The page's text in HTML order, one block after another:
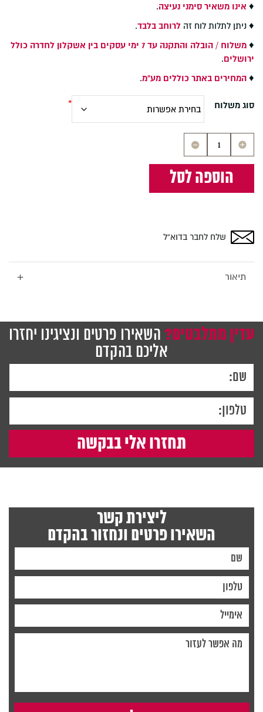
♦ אינו משאיר סימני נעיצה.
♦ ניתן לתלות לוח זה לרוחב בלבד.
♦
משלוח / הובלה והתקנה עד 7 ימי עסקים בין אשקלון לחדרה כולל
ירושלים.
♦ המחירים באתר כוללים מע"מ.
סוג משלוח
כמות
לוח
שעם
חום
התקנה
120×90
הוספה לסל
שלח לחבר בדוא”ל
תיאור +
עדין מתלבטים? השאירו פרטים ונציגינו יחזרו
אליכם בהקדם
ליצירת קשר
השאירו פרטים ונחזור בהקדם